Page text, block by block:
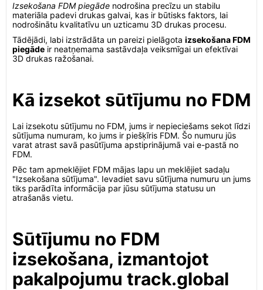
Izsekošana FDM piegāde nodrošina precīzu un stabilu
materiāla padevi drukas galvai, kas ir būtisks faktors, lai
nodrošinātu kvalitatīvu un uzticamu 3D drukas procesu.
Tādējādi, labi izstrādāta un pareizi pielāgota izsekošana FDM
piegāde ir neatņemama sastāvdaļa veiksmīgai un efektīvai
3D drukas ražošanai.
Kā izsekot sūtījumu no FDM
Lai izsekotu sūtījumu no FDM, jums ir nepieciešams sekot līdzi
sūtījuma numuram, ko jums ir piešķīris FDM. Šo numuru jūs
varat atrast savā pasūtījuma apstiprinājumā vai e-pastā no
FDM.
Pēc tam apmeklējiet FDM mājas lapu un meklējiet sadaļu
"Izsekošana sūtījuma". Ievadiet savu sūtījuma numuru un jums
tiks parādīta informācija par jūsu sūtījuma statusu un
atrašanās vietu.
Sūtījumu no FDM
izsekošana, izmantojot
pakalpojumu track.global